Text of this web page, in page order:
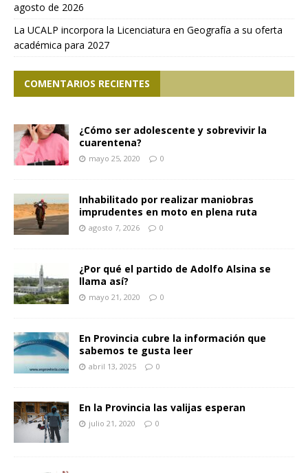
agosto de 2026
La UCALP incorpora la Licenciatura en Geografía a su oferta
académica para 2027
COMENTARIOS RECIENTES
¿Cómo ser adolescente y sobrevivir la
cuarentena?
mayo 25, 2020 0
Inhabilitado por realizar maniobras
imprudentes en moto en plena ruta
agosto 7, 2026 0
¿Por qué el partido de Adolfo Alsina se
llama así?
mayo 21, 2020 0
En Provincia cubre la información que
sabemos te gusta leer
abril 13, 2025 0
En la Provincia las valijas esperan
julio 21, 2020 0